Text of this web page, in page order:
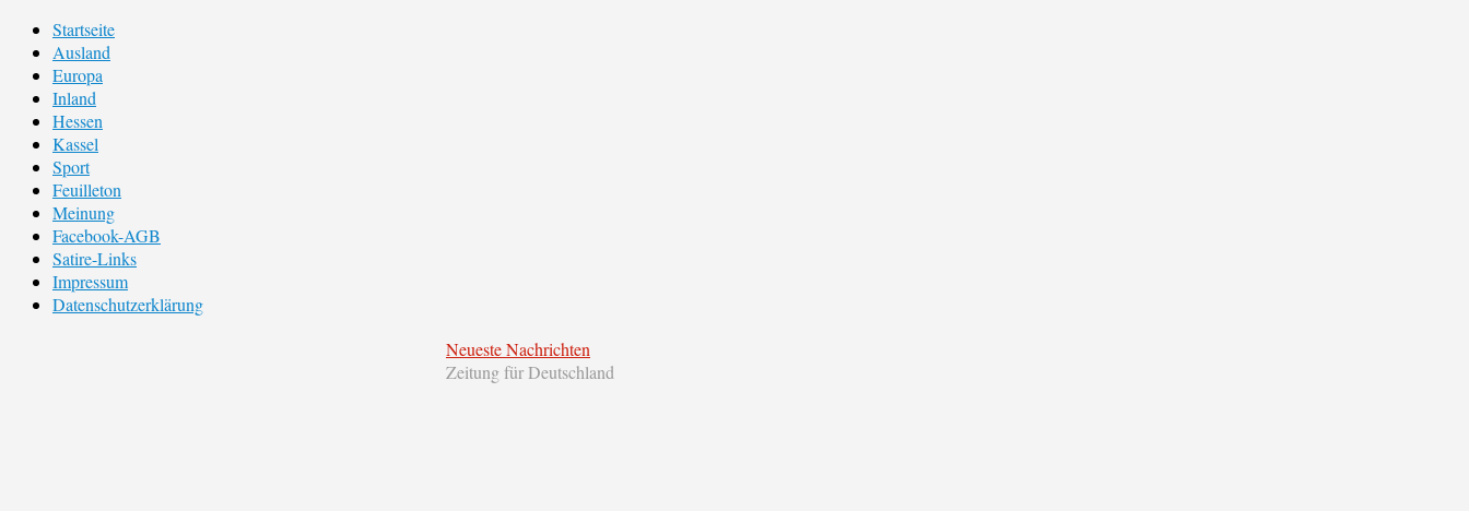
Startseite
Ausland
Europa
Inland
Hessen
Kassel
Sport
Feuilleton
Meinung
Facebook-AGB
Satire-Links
Impressum
Datenschutzerklärung
Neueste Nachrichten
Zeitung für Deutschland